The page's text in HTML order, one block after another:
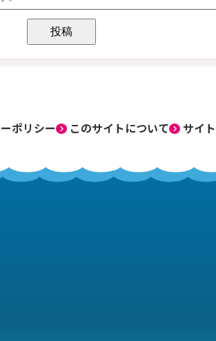
ポリシー このサイトについて サイ